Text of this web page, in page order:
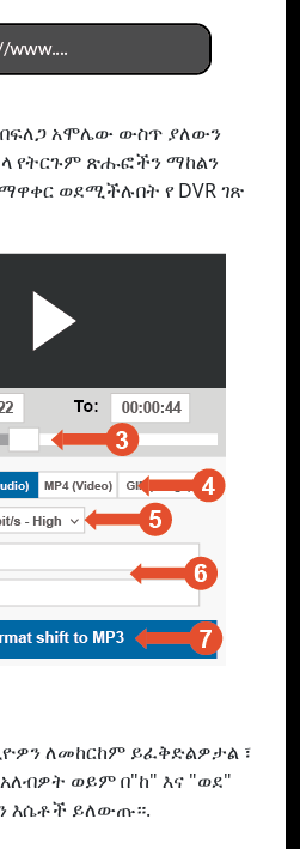
በፍለጋ አሞሌው ውስጥ ያለውን
የትርጉም ጽሑፎችን ማከልን
ወደሚችሉበት የ DVR ገጽ
ለመከርከም ይፈቅድልዎታል ፣
ወይም በ"ከ" እና "ወደ"
እሴቶች ይለውጡ።.